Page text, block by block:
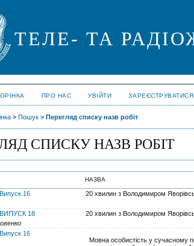
ТЕЛЕ- ТА
ПРО НАС УВІЙТИ ЗАРЕЄСТРУВАТИСЯ
>Пошук >Перегляд списку назв робіт
СПИСКУ НАЗВ РОБІТ
НАЗВА
16 20 хвилин з Володимиром
18 20 хвилин з Володимиром
16
Мовна особистість у сучасному